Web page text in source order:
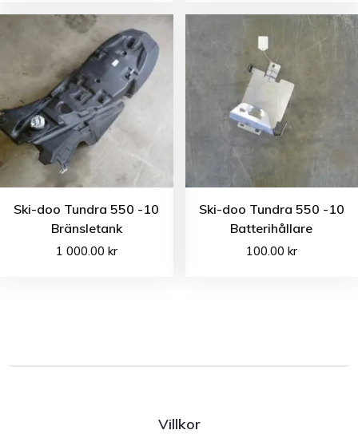
Ski-doo Tundra 550 -10
Bränsletank
1 000.00 kr
Ski-doo Tundra 550 -10
Batterihållare
100.00 kr
Villkor